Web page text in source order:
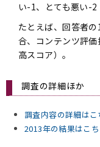
い-1、とても悪い-2
たとえば、回答者
合、コンテンツ評
高スコア）。
調査の詳細ほか
調査内容の詳細はこ
2013年の結果はこ